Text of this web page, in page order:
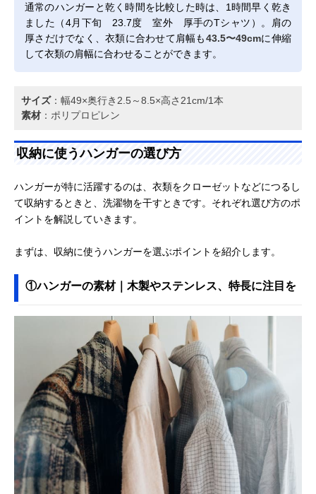
通常のハンガーと乾く時間を比較した時は、1時間早く乾き
ました（4月下旬 23.7度 室外 厚手のTシャツ）。肩の
厚さだけでなく、衣類に合わせて肩幅も43.5〜49cmに伸縮
して衣類の肩幅に合わせることができます。
サイズ：幅49×奥行き2.5～8.5×高さ21cm/1本
素材 ：ポリプロピレン
収納に使うハンガーの選び方
ハンガーが特に活躍するのは、衣類をクローゼットなどにつるし
て収納するときと、洗濯物を干すときです。それぞれ選び方のポ
イントを解説していきます。
まずは、収納に使うハンガーを選ぶポイントを紹介します。
①ハンガーの素材｜木製やステンレス、特長に注目を